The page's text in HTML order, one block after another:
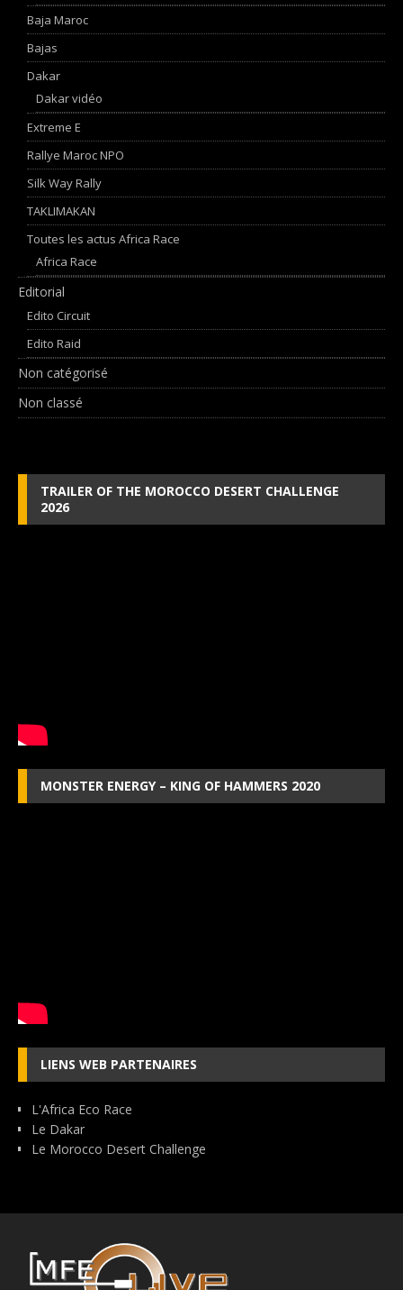
Baja Maroc
Bajas
Dakar
Dakar vidéo
Extreme E
Rallye Maroc NPO
Silk Way Rally
TAKLIMAKAN
Toutes les actus Africa Race
Africa Race
Editorial
Edito Circuit
Edito Raid
Non catégorisé
Non classé
TRAILER OF THE MOROCCO DESERT CHALLENGE
2026
MONSTER ENERGY – KING OF HAMMERS 2020
LIENS WEB PARTENAIRES
L'Africa Eco Race
Le Dakar
Le Morocco Desert Challenge